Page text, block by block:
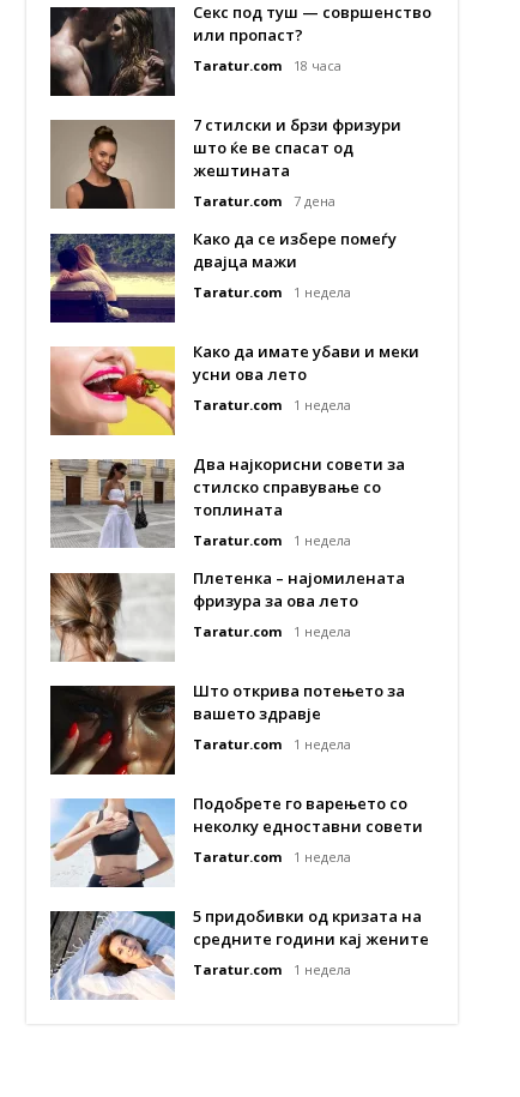
Секс под туш — совршенство
или пропаст?
Taratur.com 18 часа
7 стилски и брзи фризури
што ќе ве спасат од
жештината
Taratur.com 7 дена
Како да се избере помеѓу
двајца мажи
Taratur.com 1 недела
Како да имате убави и меки
усни ова лето
Taratur.com 1 недела
Два најкорисни совети за
стилско справување со
топлината
Taratur.com 1 недела
Плетенка – најомилената
фризура за ова лето
Taratur.com 1 недела
Што открива потењето за
вашето здравје
Taratur.com 1 недела
Подобрете го варењето со
неколку едноставни совети
Taratur.com 1 недела
5 придобивки од кризата на
средните години кај жените
Taratur.com 1 недела